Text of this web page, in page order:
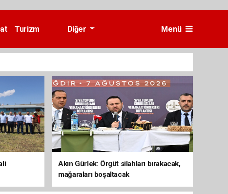
Turizm
Diğer Menü
Akın Gürlek: Örgüt silahları bırakacak,
mağaraları boşaltacak